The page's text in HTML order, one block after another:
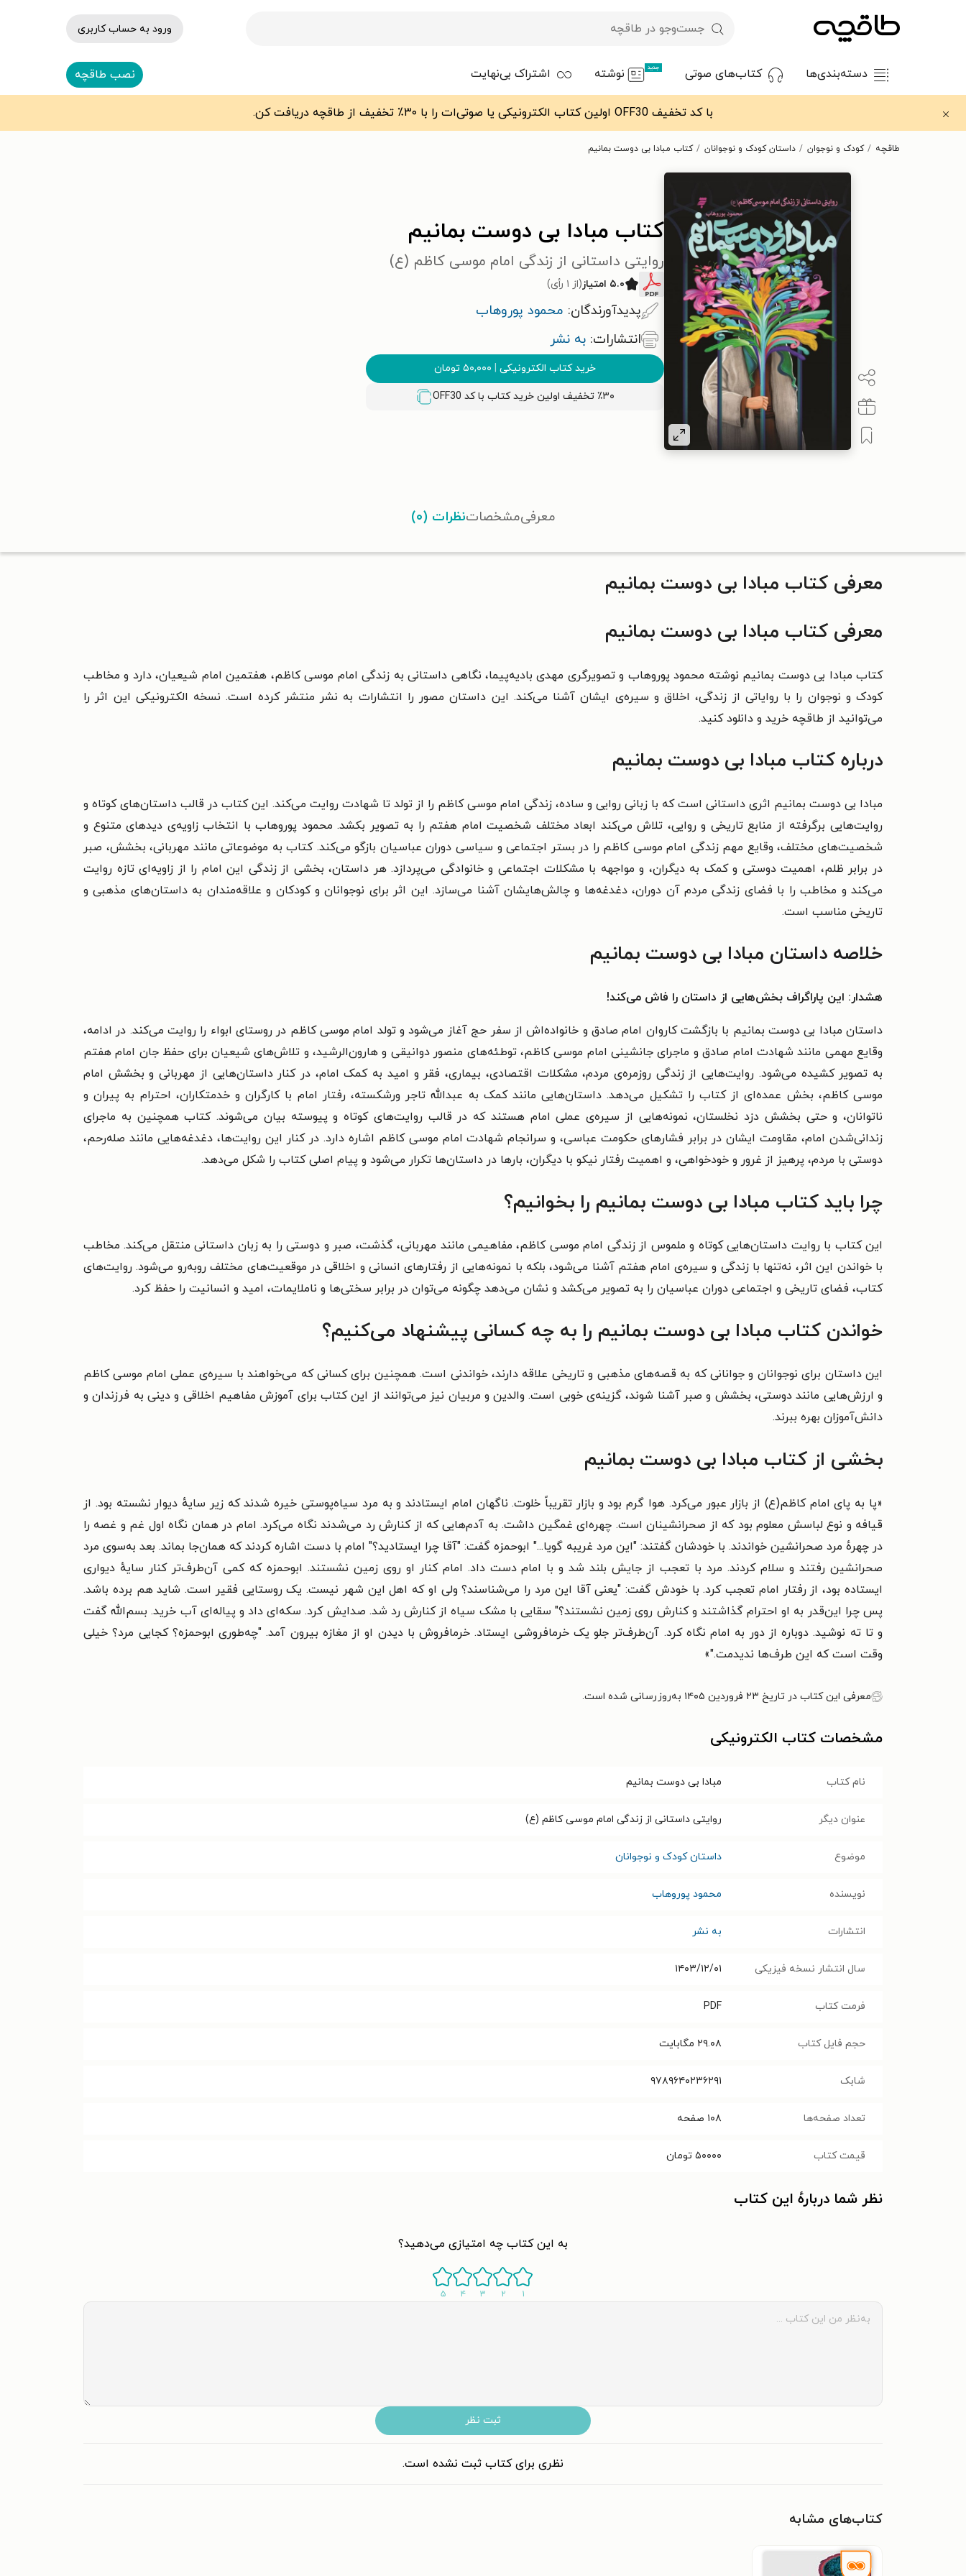
ورود به حساب کاربری
دسته‌بندی‌ها کتاب‌های صوتی جدید نوشته اشتراک بی‌نهایت نصب طاقچه
با کد تخفیف OFF30 اولین کتاب الکترونیکی یا صوتی‌ات را با ۳۰٪ تخفیف از طاقچه دریافت کن.
طاقچه کودک و نوجوان داستان کودک و نوجوانان کتاب مبادا بی دوست بمانیم
کتاب مبادا بی دوست بمانیم
روایتی داستانی از زندگی امام موسی کاظم (ع)
۵.۰ امتیاز (از ۱ رأی)
پدیدآورندگان: محمود پوروهاب
انتشارات: به نشر
خرید کتاب الکترونیکی | ۵۰,۰۰۰ تومان
٪۳۰ تخفیف اولین خرید کتاب با کد OFF30
معرفیمشخصاتنظرات (۰)
معرفی کتاب مبادا بی دوست بمانیم
معرفی کتاب مبادا بی دوست بمانیم
کتاب مبادا بی دوست بمانیم نوشته محمود پوروهاب و تصویرگری مهدی بادیه‌پیما، نگاهی داستانی به زندگی امام موسی کاظم، هفتمین امام شیعیان، دارد و مخاطب
کودک و نوجوان را با روایاتی از زندگی، اخلاق و سیره‌ی ایشان آشنا می‌کند. این داستان مصور را انتشارات به‌ نشر منتشر کرده است. نسخه الکترونیکی این اثر را
می‌توانید از طاقچه خرید و دانلود کنید.
درباره کتاب مبادا بی دوست بمانیم
مبادا بی دوست بمانیم اثری داستانی است که با زبانی روایی و ساده، زندگی امام موسی کاظم را از تولد تا شهادت روایت می‌کند. این کتاب در قالب داستان‌های کوتاه و
روایت‌هایی برگرفته از منابع تاریخی و روایی، تلاش می‌کند ابعاد مختلف شخصیت امام هفتم را به تصویر بکشد. محمود پوروهاب با انتخاب زاویه‌ی دیدهای متنوع و
شخصیت‌های مختلف، وقایع مهم زندگی امام موسی کاظم را در بستر اجتماعی و سیاسی دوران عباسیان بازگو می‌کند. کتاب به موضوعاتی مانند مهربانی، بخشش، صبر
در برابر ظلم، اهمیت دوستی و کمک به دیگران، و مواجهه با مشکلات اجتماعی و خانوادگی می‌پردازد. هر داستان، بخشی از زندگی این امام را از زاویه‌ای تازه روایت
می‌کند و مخاطب را با فضای زندگی مردم آن دوران، دغدغه‌ها و چالش‌هایشان آشنا می‌سازد. این اثر برای نوجوانان و کودکان و علاقه‌مندان به داستان‌های مذهبی و
تاریخی مناسب است.
خلاصه داستان مبادا بی دوست بمانیم
هشدار: این پاراگراف بخش‌هایی از داستان را فاش می‌کند!
داستان مبادا بی دوست بمانیم با بازگشت کاروان امام صادق و خانواده‌اش از سفر حج آغاز می‌شود و تولد امام موسی کاظم در روستای ابواء را روایت می‌کند. در ادامه،
وقایع مهمی مانند شهادت امام صادق و ماجرای جانشینی امام موسی کاظم، توطئه‌های منصور دوانیقی و هارون‌الرشید، و تلاش‌های شیعیان برای حفظ جان امام هفتم
به تصویر کشیده می‌شود. روایت‌هایی از زندگی روزمره‌ی مردم، مشکلات اقتصادی، بیماری، فقر و امید به کمک امام، در کنار داستان‌هایی از مهربانی و بخشش امام
موسی کاظم، بخش عمده‌ای از کتاب را تشکیل می‌دهد. داستان‌هایی مانند کمک به عبدالله تاجر ورشکسته، رفتار امام با کارگران و خدمتکاران، احترام به پیران و
ناتوانان، و حتی بخشش دزد نخلستان، نمونه‌هایی از سیره‌ی عملی امام هستند که در قالب روایت‌های کوتاه و پیوسته بیان می‌شوند. کتاب همچنین به ماجرای
زندانی‌شدن امام، مقاومت ایشان در برابر فشارهای حکومت عباسی، و سرانجام شهادت امام موسی کاظم اشاره دارد. در کنار این روایت‌ها، دغدغه‌هایی مانند صله‌رحم،
دوستی با مردم، پرهیز از غرور و خودخواهی، و اهمیت رفتار نیکو با دیگران، بارها در داستان‌ها تکرار می‌شود و پیام اصلی کتاب را شکل می‌دهد.
چرا باید کتاب مبادا بی دوست بمانیم را بخوانیم؟
این کتاب با روایت داستان‌هایی کوتاه و ملموس از زندگی امام موسی کاظم، مفاهیمی مانند مهربانی، گذشت، صبر و دوستی را به زبان داستانی منتقل می‌کند. مخاطب
با خواندن این اثر، نه‌تنها با زندگی و سیره‌ی امام هفتم آشنا می‌شود، بلکه با نمونه‌هایی از رفتارهای انسانی و اخلاقی در موقعیت‌های مختلف روبه‌رو می‌شود. روایت‌های
کتاب، فضای تاریخی و اجتماعی دوران عباسیان را به تصویر می‌کشد و نشان می‌دهد چگونه می‌توان در برابر سختی‌ها و ناملایمات، امید و انسانیت را حفظ کرد.
خواندن کتاب مبادا بی دوست بمانیم را به چه کسانی پیشنهاد می‌کنیم؟
این داستان برای نوجوانان و جوانانی که به قصه‌های مذهبی و تاریخی علاقه دارند، خواندنی است. همچنین برای کسانی که می‌خواهند با سیره‌ی عملی امام موسی کاظم
و ارزش‌هایی مانند دوستی، بخشش و صبر آشنا شوند، گزینه‌ی خوبی است. والدین و مربیان نیز می‌توانند از این کتاب برای آموزش مفاهیم اخلاقی و دینی به فرزندان و
دانش‌آموزان بهره ببرند.
بخشی از کتاب مبادا بی دوست بمانیم
«پا به پای امام کاظم(ع) از بازار عبور می‌کرد. هوا گرم بود و بازار تقریباً خلوت. ناگهان امام ایستادند و به مرد سیاه‌پوستی خیره شدند که زیر سایهٔ دیوار نشسته بود. از
قیافه و نوع لباسش معلوم بود که از صحرانشینان است. چهره‌ای غمگین داشت. به آدم‌هایی که از کنارش رد می‌شدند نگاه می‌کرد. امام در همان نگاه اول غم و غصه را
در چهرهٔ مرد صحرانشین خواندند. با خودشان گفتند: "این مرد غریبه گویا..." ابوحمزه گفت: "آقا چرا ایستادید؟" امام با دست اشاره کردند که همان‌جا بماند. بعد به‌سوی مرد
صحرانشین رفتند و سلام کردند. مرد با تعجب از جایش بلند شد و با امام دست داد. امام کنار او روی زمین نشستند. ابوحمزه که کمی آن‌طرف‌تر کنار سایهٔ دیواری
ایستاده بود، از رفتار امام تعجب کرد. با خودش گفت: "یعنی آقا این مرد را می‌شناسند؟ ولی او که اهل این شهر نیست. یک روستایی فقیر است. شاید هم برده باشد.
پس چرا این‌قدر به او احترام گذاشتند و کنارش روی زمین نشستند؟" سقایی با مشک سیاه از کنارش رد شد. صدایش کرد. سکه‌ای داد و پیاله‌ای آب خرید. بسم‌الله گفت
و تا ته نوشید. دوباره از دور به امام نگاه کرد. آن‌طرف‌تر جلو یک خرمافروشی ایستاد. خرمافروش با دیدن او از مغازه بیرون آمد. "چه‌طوری ابوحمزه؟ کجایی مرد؟ خیلی
وقت است که این طرف‌ها ندیدمت."»
معرفی این کتاب در تاریخ ۲۳ فروردین ۱۴۰۵ به‌روزرسانی شده است.
مشخصات کتاب الکترونیکی
نام کتاب مبادا بی دوست بمانیم
عنوان دیگر روایتی داستانی از زندگی امام موسی کاظم (ع)
موضوع داستان کودک و نوجوانان
نویسنده محمود پوروهاب
انتشارات به نشر
سال انتشار نسخه فیزیکی ۱۴۰۳/۱۲/۰۱
فرمت کتاب PDF
حجم فایل کتاب ۲۹.۰۸ مگابایت
شابک ۹۷۸۹۶۴۰۲۳۶۲۹۱
تعداد صفحه‌ها ۱۰۸ صفحه
قیمت کتاب ۵۰۰۰۰ تومان
نظر شما دربارهٔ این کتاب
به این کتاب چه امتیازی می‌دهید؟
۱ ۲ ۳ ۴ ۵
ثبت نظر
نظری برای کتاب ثبت نشده است.
کتاب‌های مشابه